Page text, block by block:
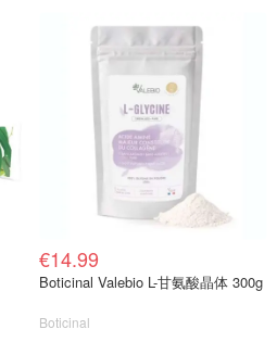
€14.99
Boticinal Valebio L-甘氨酸晶体 300g
Boticinal